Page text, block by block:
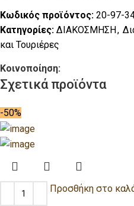
Κωδικός προϊόντος: 20-97-
Κατηγορίες: ΔΙΑΚΟΣΜΗΣΗ ,
και Τουριέρες
Κοινοποίηση:
Σχετικά προϊόντα
-50%
Προσθήκη στο